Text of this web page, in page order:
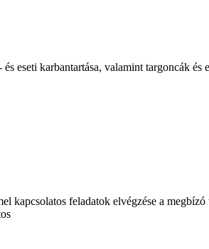
eseti karbantartása, valamint targoncák és
kapcsolatos feladatok elvégzése a megbízó